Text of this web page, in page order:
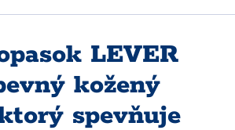
LEVER
kožený
spevňuje